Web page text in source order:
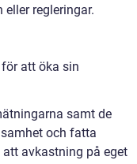
regleringar.
att öka sin
samt de
och fatta
avkastning på eget